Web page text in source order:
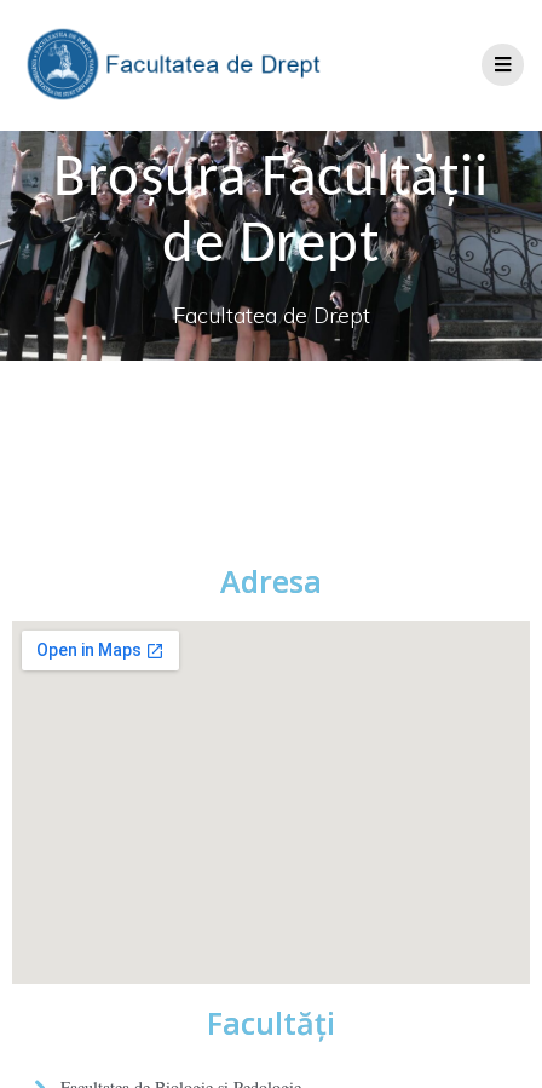
Broșura Facultății
de Drept
Facultatea de Drept
Adresa
Facultăţi